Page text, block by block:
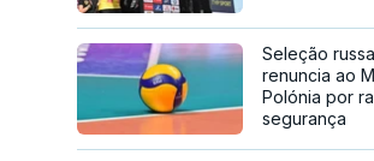
Seleção
renuncia ao
Polónia por
segurança